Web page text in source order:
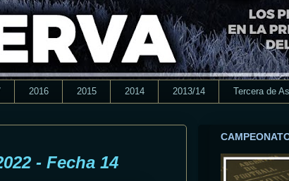
2016 2015 2014 2013/14 Tercera de
- Fecha 14